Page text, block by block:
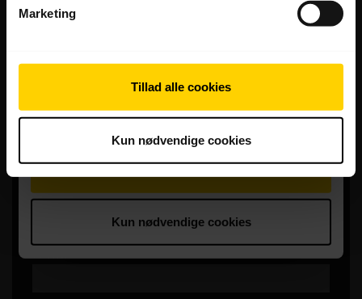
Marketing
Tillad alle cookies
Kun nødvendige cookies